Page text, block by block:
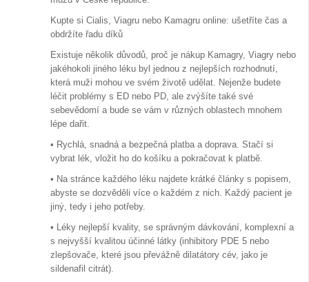
Kupte si Cialis, Viagru nebo Kamagru online: ušetříte čas a
obdržíte řadu díků
Existuje několik důvodů, proč je nákup Kamagry, Viagry nebo
jakéhokoli jiného léku byl jednou z nejlepších rozhodnutí,
která muži mohou ve svém životě udělat. Nejenže budete
léčit problémy s ED nebo PD, ale zvýšíte také své
sebevědomí a bude se vám v různých oblastech mnohem
lépe dařit.
• Rychlá, snadná a bezpečná platba a doprava. Stačí si
vybrat lék, vložit ho do košíku a pokračovat k platbě.
• Na stránce každého léku najdete krátké články s popisem,
abyste se dozvěděli více o každém z nich. Každý pacient je
jiný, tedy i jeho potřeby.
• Léky nejlepší kvality, se správným dávkování, komplexní a
s nejvyšší kvalitou účinné látky (inhibitory PDE 5 nebo
zlepšovače, které jsou převážně dilatátory cév, jako je
sildenafil citrát).